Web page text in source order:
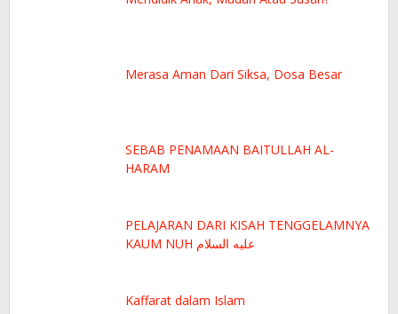
Merasa Aman Dari Siksa, Dosa Besar
SEBAB PENAMAAN BAITULLAH AL-
HARAM
PELAJARAN DARI KISAH TENGGELAMNYA
KAUM NUH عليه السلام
Kaffarat dalam Islam